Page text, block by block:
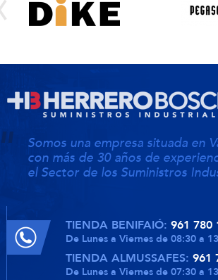
Somos una empresa situada en
con más de 30 años de
el Sector de los Suministros
TIENDA BENIFAIÓ: 961 780
De Lunes a Viernes de 08:30 a
TIENDA ALMUSSAFES: 961
De Lunes a Viernes de 07:30 a